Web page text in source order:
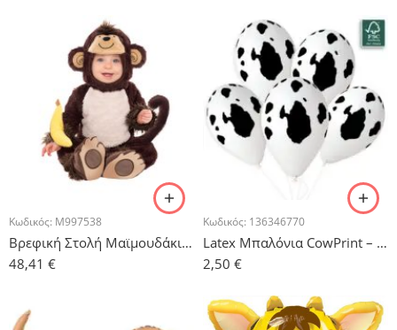
Κωδικός: M997538
Βρεφική Στολή Μαϊμουδάκι / 6 – 12 μηνών
48,41 €
Κωδικός: 136346770
Latex Μπαλόνια CowPrint – 6 τμχ.
2,50 €